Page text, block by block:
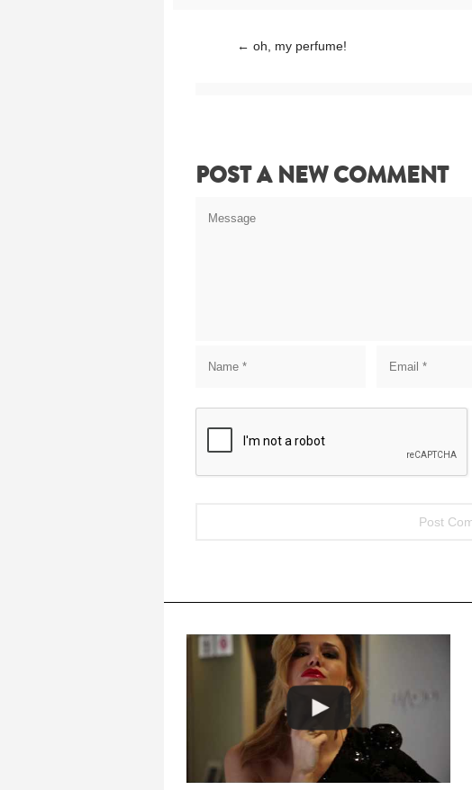
Post navigation
← oh, my perfume!
POST A NEW COMMENT